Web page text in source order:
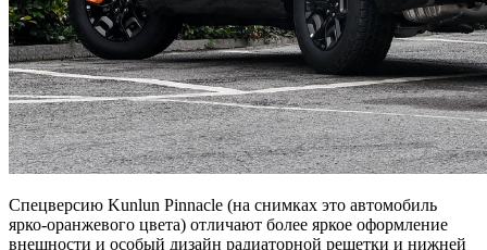
Спецверсию Kunlun Pinnacle (на снимках это автомобиль
ярко-оранжевого цвета) отличают более яркое оформление
внешности и особый дизайн радиаторной решетки и нижней